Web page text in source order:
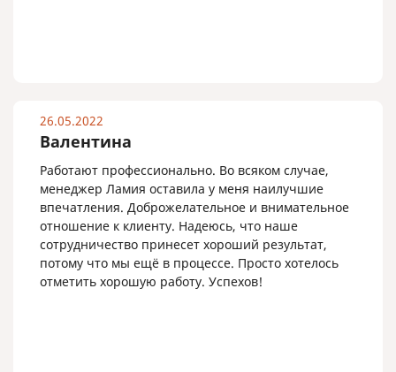
26.05.2022
Валентина
Работают профессионально. Во всяком случае,
менеджер Ламия оставила у меня наилучшие
впечатления. Доброжелательное и внимательное
отношение к клиенту. Надеюсь, что наше
сотрудничество принесет хороший результат,
потому что мы ещё в процессе. Просто хотелось
отметить хорошую работу. Успехов!